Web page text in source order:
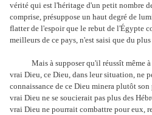
vérité qui est l'héritage d'un petit nombre
comprise, présuppose un haut degré de
flatter de l'espoir que le rebut de l'Égypte
meilleurs de ce pays, n'est saisi que du
Mais à supposer qu'il réussît même à
vrai Dieu, ce Dieu, dans leur situation, ne
connaissance de ce Dieu minera plutôt
vrai Dieu ne se soucierait pas plus des
vrai Dieu ne pourrait combattre pour eux,